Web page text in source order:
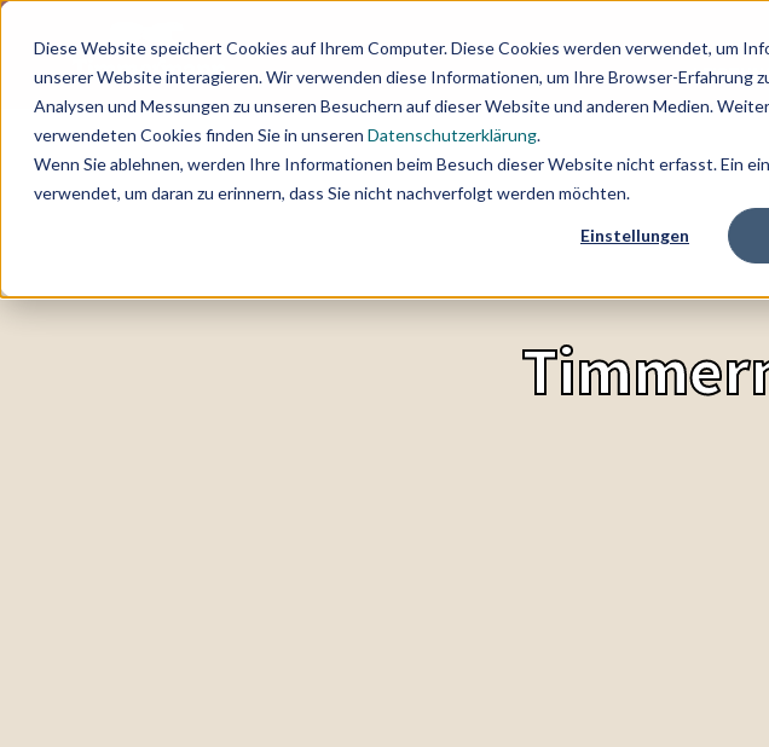
Diese Website speichert Cookies auf Ihrem Computer. Diese Cookies werden verwendet, um
unserer Website interagieren. Wir verwenden diese Informationen, um Ihre Browser-Erfahrung
Analysen und Messungen zu unseren Besuchern auf dieser Website und anderen Medien.
verwendeten Cookies finden Sie in unseren Datenschutzerklärung.
Wenn Sie ablehnen, werden Ihre Informationen beim Besuch dieser Website nicht erfasst. Ein
verwendet, um daran zu erinnern, dass Sie nicht nachverfolgt werden möchten.
Einstellungen